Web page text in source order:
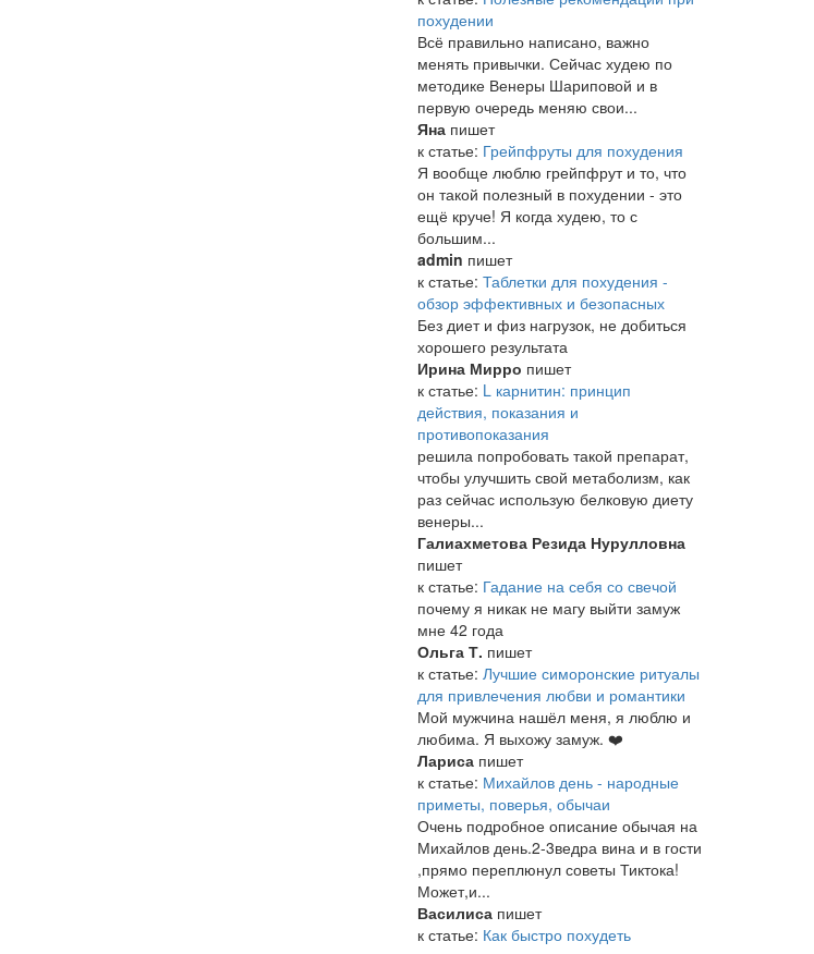
похудении
Всё правильно написано, важно
менять привычки. Сейчас худею по
методике Венеры Шариповой и в
первую очередь меняю свои...
Янапишет
к статье: Грейпфруты для похудения
Я вообще люблю грейпфрут и то, что
он такой полезный в похудении - это
ещё круче! Я когда худею, то с
большим...
admin пишет
к статье: Таблетки для похудения -
обзор эффективных и безопасных
Без диет и физ нагрузок, не добиться
хорошего результата
Ирина Мирро пишет
к статье: L карнитин: принцип
действия, показания и
противопоказания
решила попробовать такой препарат,
чтобы улучшить свой метаболизм, как
раз сейчас использую белковую диету
венеры...
Галиахметова Резида Нурулловна
пишет
к статье: Гадание на себя со свечой
почему я никак не магу выйти замуж
мне 42 года
Ольга Т. пишет
к статье: Лучшие симоронские ритуалы
для привлечения любви и романтики
Мой мужчина нашёл меня, я люблю и
любима. Я выхожу замуж. ❤️
Ларисапишет
к статье: Михайлов день - народные
приметы, поверья, обычаи
Очень подробное описание обычая на
Михайлов день.2-3ведра вина и в гости
,прямо переплюнул советы Тиктока!
Может,и...
Василисапишет
к статье: Как быстро похудеть